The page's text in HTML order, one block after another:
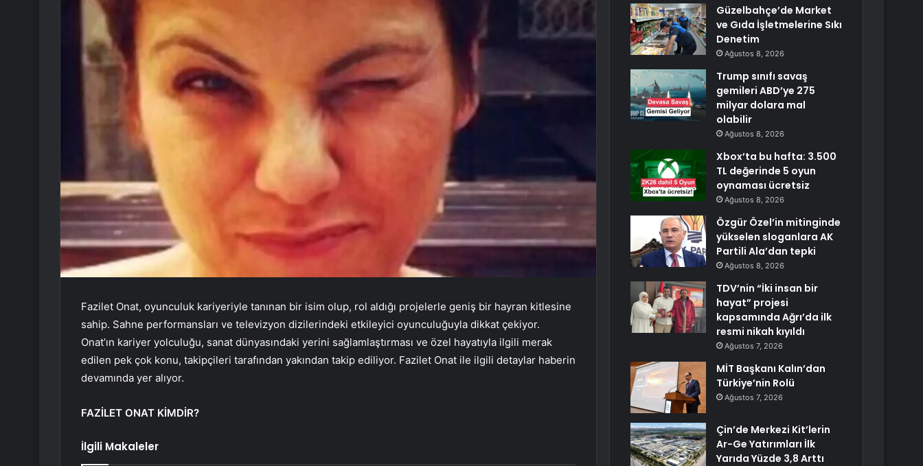
Fazilet Onat, oyunculuk kariyeriyle tanınan bir isim olup, rol aldığı projelerle geniş bir hayran kitlesine
sahip. Sahne performansları ve televizyon dizilerindeki etkileyici oyunculuğuyla dikkat çekiyor.
Onat’ın kariyer yolculuğu, sanat dünyasındaki yerini sağlamlaştırması ve özel hayatıyla ilgili merak
edilen pek çok konu, takipçileri tarafından yakından takip ediliyor. Fazilet Onat ile ilgili detaylar haberin
devamında yer alıyor.
FAZİLET ONAT KİMDİR?
İlgili Makaleler
Güzelbahçe’de Market
ve Gıda İşletmelerine Sıkı
Denetim
Ağustos 8, 2026
Trump sınıfı savaş
gemileri ABD’ye 275
milyar dolara mal
olabilir
Ağustos 8, 2026
Xbox’ta bu hafta: 3.500
TL değerinde 5 oyun
oynaması ücretsiz
Ağustos 8, 2026
Özgür Özel’in mitinginde
yükselen sloganlara AK
Partili Ala’dan tepki
Ağustos 8, 2026
TDV’nin “İki insan bir
hayat” projesi
kapsamında Ağrı’da ilk
resmi nikah kıyıldı
Ağustos 7, 2026
MİT Başkanı Kalın’dan
Türkiye’nin Rolü
Ağustos 7, 2026
Çin’de Merkezi Kit’lerin
Ar-Ge Yatırımları İlk
Yarıda Yüzde 3,8 Arttı